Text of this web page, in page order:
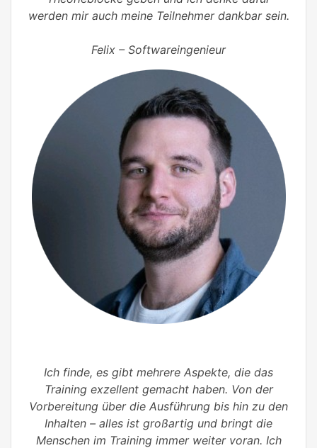
werden mir auch meine Teilnehmer dankbar sein.
Felix – Softwareingenieur
Ich finde, es gibt mehrere Aspekte, die das
Training exzellent gemacht haben. Von der
Vorbereitung über die Ausführung bis hin zu den
Inhalten – alles ist großartig und bringt die
Menschen im Training immer weiter voran. Ich